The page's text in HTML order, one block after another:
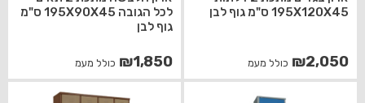
195X120X45 ס"מ גוף לבן
₪2,050 כולל מעמ
לכל הגובה 195X90X45 ס"מ
גוף לבן
₪1,850 כולל מעמ